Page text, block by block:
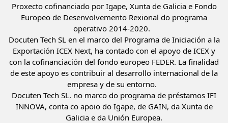
Proxecto cofinanciado por Igape, Xunta de Galicia e Fondo
Europeo de Desenvolvemento Rexional do programa
operativo 2014-2020.
Docuten Tech SL en el marco del Programa de Iniciación a la
Exportación ICEX Next, ha contado con el apoyo de ICEX y
con la cofinanciación del fondo europeo FEDER. La finalidad
de este apoyo es contribuir al desarrollo internacional de la
empresa y de su entorno.
Docuten Tech SL. no marco do programa de préstamos IFI
INNOVA, conta co apoio do Igape, de GAIN, da Xunta de
Galicia e da Unión Europea.